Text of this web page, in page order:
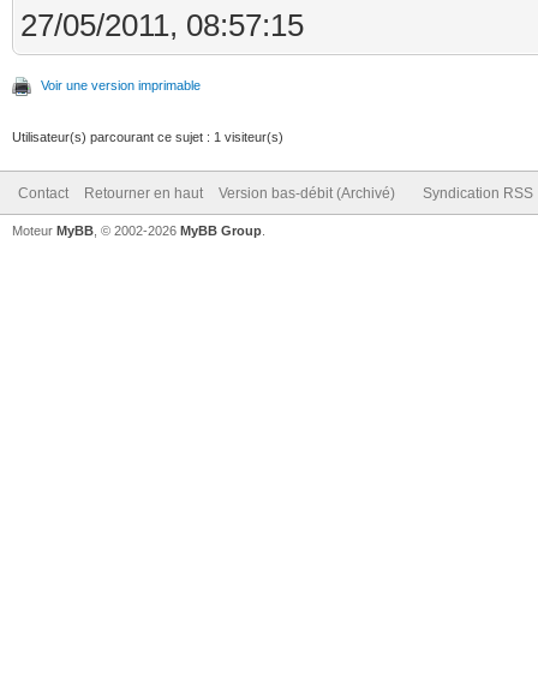
27/05/2011, 08:57:15
Voir une version imprimable
Utilisateur(s) parcourant ce sujet : 1 visiteur(s)
Contact Retourner en haut Version bas-débit (Archivé) Syndication RSS
Moteur MyBB , © 2002-2026 MyBB Group